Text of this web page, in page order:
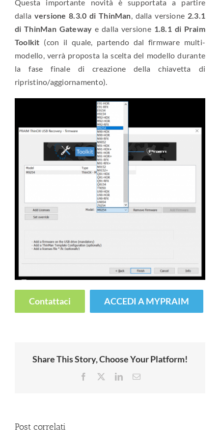
Questa importante novità è supportata a partire
dalla versione 8.3.0 di ThinMan, dalla versione 2.3.1
di ThinMan Gateway e dalla versione 1.8.1 di Praim
Toolkit (con il quale, partendo dal firmware multi-
modello, verrà proposta la scelta del modello durante
la fase finale di creazione della chiavetta di
ripristino/aggiornamento).
Contattaci ACCEDI A MYPRAIM
Share This Story, Choose Your Platform!
Facebook LinkedInEmail
Post correlati